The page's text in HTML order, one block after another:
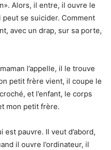
Alors, il entre, il ouvre le
se suicider. Comment
avec un drap, sur sa porte,
l’appelle, il le trouve
petit frère vient, il coupe le
et l’enfant, le corps
mon petit frère.
pauvre. Il veut d’abord,
il ouvre l’ordinateur, il